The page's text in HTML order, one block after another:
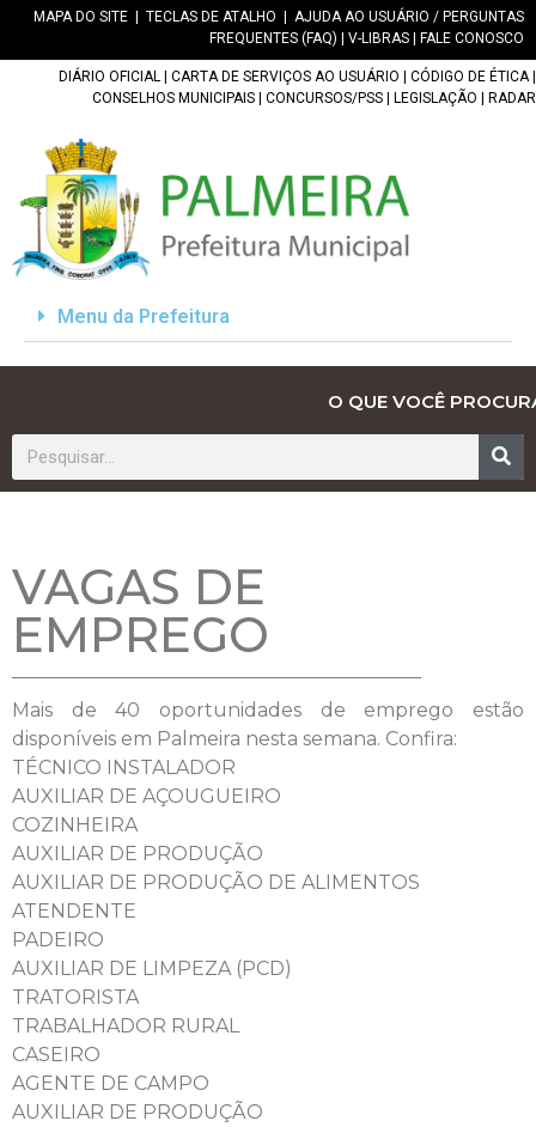
MAPA DO SITE TECLAS DE ATALHO
AJUDA AO USUÁRIO / PERGUNTAS
FREQUENTES (FAQ)
V-LIBRAS FALE CONOSCO
DIÁRIO OFICIAL CARTA DE SERVIÇOS AO USUÁRIO CÓDIGO DE ÉTICA|
CONSELHOS MUNICIPAIS
CONCURSOS/PSS LEGISLAÇÃO RADAR
Menu da Prefeitura
O QUE VOCÊ
VAGAS DE
EMPREGO
Mais de 40 oportunidades de emprego estão
disponíveis em Palmeira nesta semana. Confira:
TÉCNICO INSTALADOR
AUXILIAR DE AÇOUGUEIRO
COZINHEIRA
AUXILIAR DE PRODUÇÃO
AUXILIAR DE PRODUÇÃO DE ALIMENTOS
ATENDENTE
PADEIRO
AUXILIAR DE LIMPEZA (PCD)
TRATORISTA
TRABALHADOR RURAL
CASEIRO
AGENTE DE CAMPO
AUXILIAR DE PRODUÇÃO